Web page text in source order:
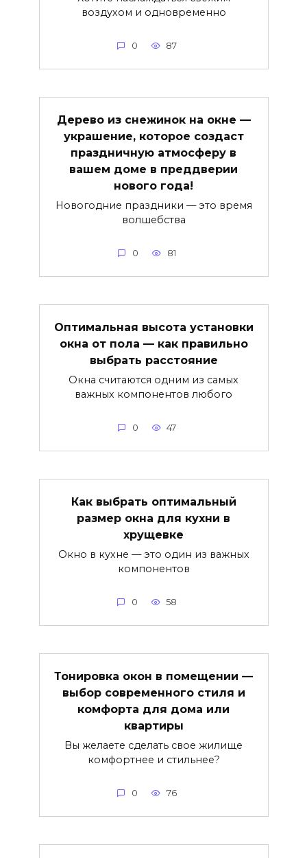
воздухом и одновременно
0 87
Дерево из снежинок на окне —
украшение, которое создаст
праздничную атмосферу в
вашем доме в преддверии
нового года!
Новогодние праздники — это время
волшебства
0 81
Оптимальная высота установки
окна от пола — как правильно
выбрать расстояние
Окна считаются одним из самых
важных компонентов любого
0 47
Как выбрать оптимальный
размер окна для кухни в
хрущевке
Окно в кухне — это один из важных
компонентов
0 58
Тонировка окон в помещении —
выбор современного стиля и
комфорта для дома или
квартиры
Вы желаете сделать свое жилище
комфортнее и стильнее?
0 76